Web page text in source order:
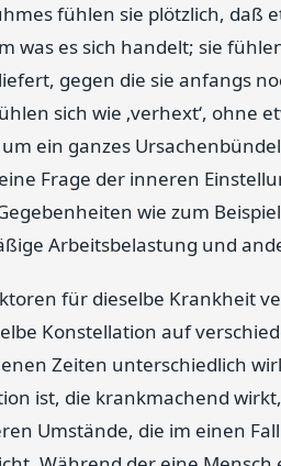
fühlen sie plötzlich, daß
was es sich handelt; sie
gegen die sie anfangs
sich wie ‚verhext‘, ohne
ein ganzes
Frage der inneren
wie zum
Arbeitsbelastung und
für dieselbe Krankheit
Konstellation auf
Zeiten unterschiedlich
ist, die krankmachend
Umstände, die im einen